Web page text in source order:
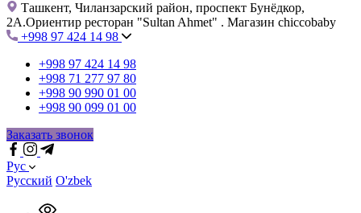
Ташкент, Чиланзарский район, проспект Бунёдкор,
2А.Ориентир ресторан "Sultan Ahmet" . Магазин chiccobaby
+998 97 424 14 98
+998 97 424 14 98
+998 71 277 97 80
+998 90 990 01 00
+998 90 099 01 00
Заказать звонок
Рус
Русский O'zbek